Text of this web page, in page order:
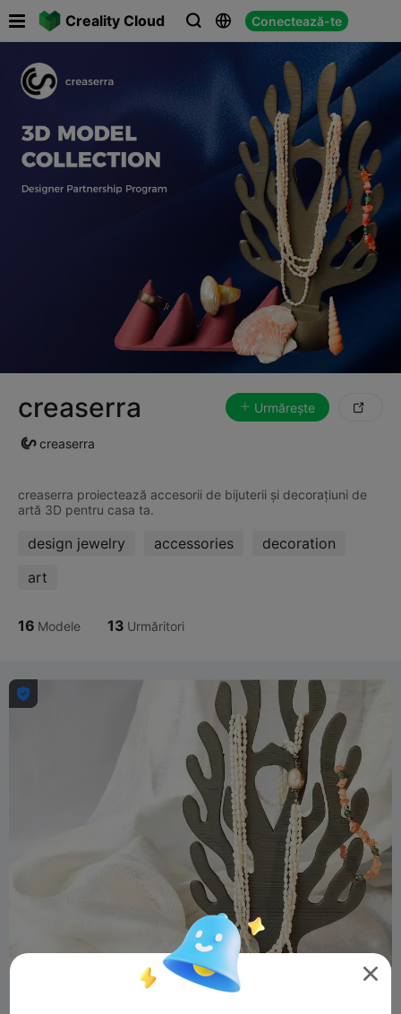
Creality Cloud   Conectează-te

creaserra Urmărește 
creaserra
creaserra proiectează accesorii de bijuterii și decorațiuni de
design jewelry accessories
decoration
art
16 Modele 13 Urmăritori

MILEPORA ALCICORNIS | CORAL ACCESORIU
